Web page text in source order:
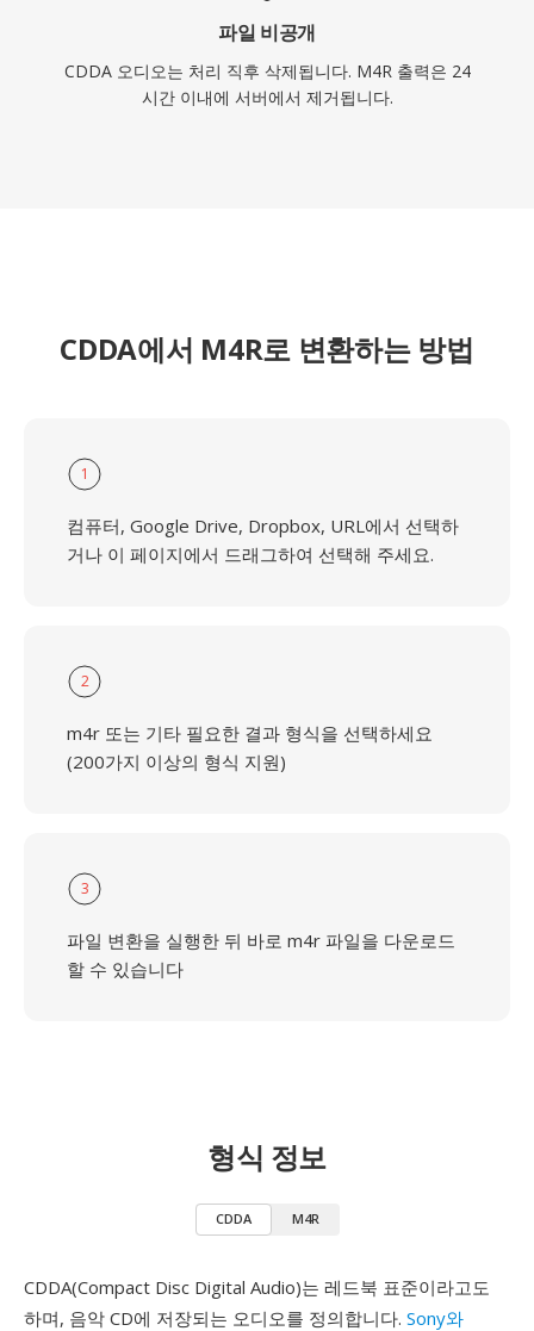
파일 비공개
CDDA 오디오는 처리 직후 삭제됩니다. M4R 출력은 24
시간 이내에 서버에서 제거됩니다.
CDDA에서 M4R로 변환하는 방법
1
컴퓨터, Google Drive, Dropbox, URL에서 선택하
거나 이 페이지에서 드래그하여 선택해 주세요.
2
m4r 또는 기타 필요한 결과 형식을 선택하세요
(200가지 이상의 형식 지원)
3
파일 변환을 실행한 뒤 바로 m4r 파일을 다운로드
할 수 있습니다
형식 정보
CDDA M4R
CDDA(Compact Disc Digital Audio)는 레드북 표준이라고도
하며, 음악 CD에 저장되는 오디오를 정의합니다. Sony와